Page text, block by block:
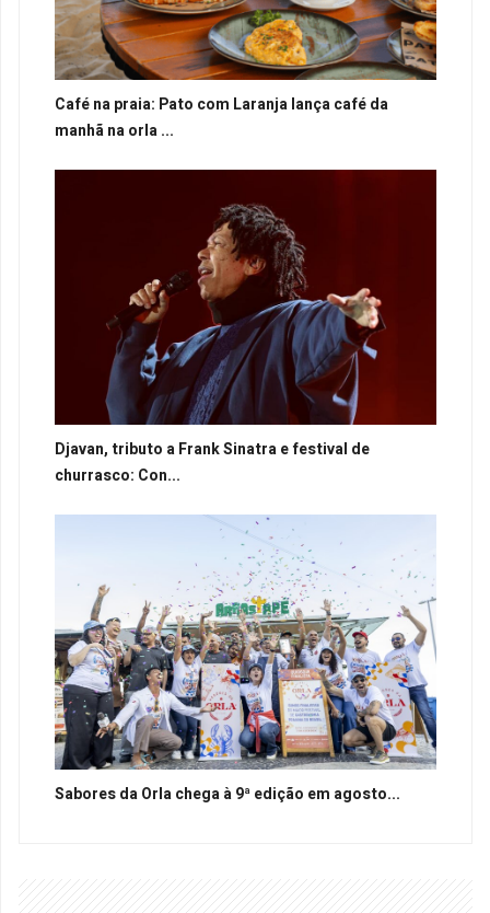
Café na praia: Pato com Laranja lança café da
manhã na orla ...
Djavan, tributo a Frank Sinatra e festival de
churrasco: Con...
Sabores da Orla chega à 9ª edição em agosto...